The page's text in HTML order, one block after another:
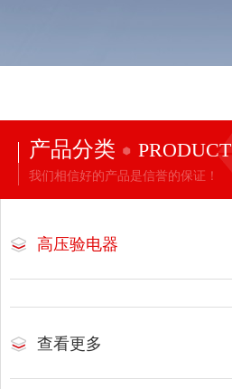
产品分类 PRODUCT
我们相信好的产品是信誉的保证！
高压验电器
查看更多